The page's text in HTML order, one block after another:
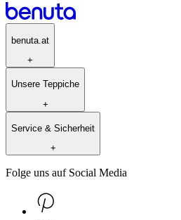
benuta.at
+
Unsere Teppiche
+
Service & Sicherheit
+
Folge uns auf Social Media